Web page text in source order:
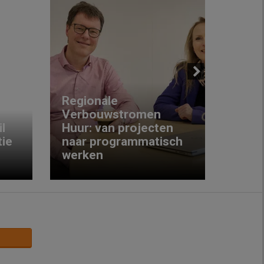
Regionale
Verbouwstromen
Huur: van projecten
naar programmatisch
werken
Next